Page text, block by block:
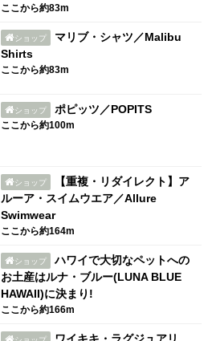
ここから約83m
ショップ
マリブ・シャツ／Malibu
Shirts
ここから約83m
ショップ ポピッツ／POPITS
ここから約100m
ショップ
【重複・リダイレクト】ア
ルーア・スイムウエア／Allure
Swimwear
ここから約164m
ショップ
ハワイで大切なペットへの
お土産はルナ・ブルー(LUNA BLUE
HAWAII)に決まり!
ここから約166m
ワイキキ・ラグジュアリ